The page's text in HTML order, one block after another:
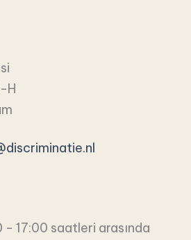
H
17:00 saatleri arasında